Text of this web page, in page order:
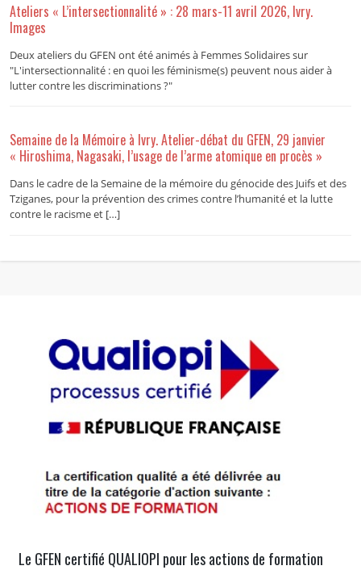
Ateliers « L’intersectionnalité » : 28 mars-11 avril 2026, Ivry.
Images
Deux ateliers du GFEN ont été animés à Femmes Solidaires sur
"L'intersectionnalité : en quoi les féminisme(s) peuvent nous aider à
lutter contre les discriminations ?"
Semaine de la Mémoire à Ivry. Atelier-débat du GFEN, 29 janvier
« Hiroshima, Nagasaki, l’usage de l’arme atomique en procès »
Dans le cadre de la Semaine de la mémoire du génocide des Juifs et des
Tziganes, pour la prévention des crimes contre l’humanité et la lutte
contre le racisme et […]
Le GFEN certifié QUALIOPI pour les actions de formation